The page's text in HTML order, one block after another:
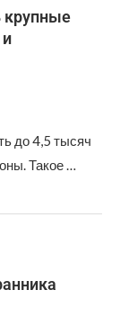
крупные
до 4,5 тысяч
Такое …